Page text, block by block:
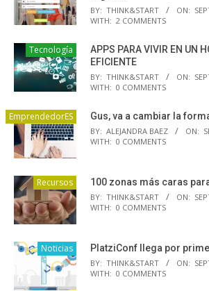
BY: THINK&START ON:
WITH: 2 COMMENTS
Tecnología
APPS PARA VIVIR EN UN
EFICIENTE
BY: THINK&START ON:
WITH: 0 COMMENTS
EmprendedorES Gus, va a cambiar la
BY: ALEJANDRA BAEZ ON:
WITH: 0 COMMENTS
Recursos 100 zonas más caras
BY: THINK&START ON:
WITH: 0 COMMENTS
Noticias PlatziConf llega por
BY: THINK&START ON:
WITH: 0 COMMENTS